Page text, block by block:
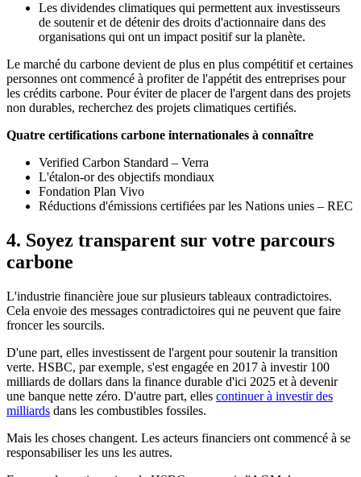
Les dividendes climatiques qui permettent aux investisseurs
de soutenir et de détenir des droits d'actionnaire dans des
organisations qui ont un impact positif sur la planète.
Le marché du carbone devient de plus en plus compétitif et certaines
personnes ont commencé à profiter de l'appétit des entreprises pour
les crédits carbone. Pour éviter de placer de l'argent dans des projets
non durables, recherchez des projets climatiques certifiés.
Quatre certifications carbone internationales à connaître
Verified Carbon Standard – Verra
L'étalon-or des objectifs mondiaux
Fondation Plan Vivo
Réductions d'émissions certifiées par les Nations unies – REC
4. Soyez transparent sur votre parcours
carbone
L'industrie financière joue sur plusieurs tableaux contradictoires.
Cela envoie des messages contradictoires qui ne peuvent que faire
froncer les sourcils.
D'une part, elles investissent de l'argent pour soutenir la transition
verte. HSBC, par exemple, s'est engagée en 2017 à investir 100
milliards de dollars dans la finance durable d'ici 2025 et à devenir
une banque nette zéro. D'autre part, elles continuer à investir des
milliards dans les combustibles fossiles.
Mais les choses changent. Les acteurs financiers ont commencé à se
responsabiliser les uns les autres.